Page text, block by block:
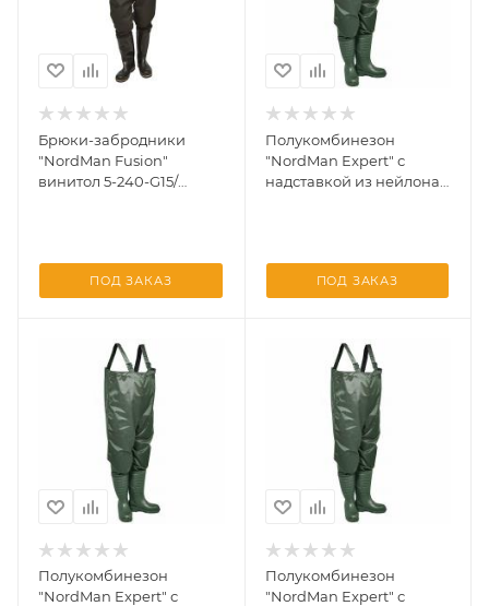
Брюки-забродники
"NordMan Fusion"
винитол 5-240-G15/
ПОД ЗАКАЗ
Полукомбинезон
"NordMan Expert" с
надставкой из нейлона
ПОД ЗАКАЗ
Полукомбинезон
"NordMan Expert" с
Полукомбинезон
"NordMan Expert" с